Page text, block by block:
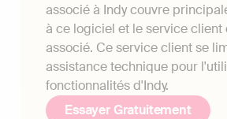
associé à Indy couvre
à ce logiciel et le service client
associé. Ce service client se
assistance technique pour
fonctionnalités d'Indy.
Essayer Gratuitement